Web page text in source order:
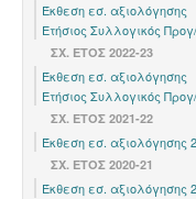
Έκθεση εσ. αξιολόγησης
Ετήσιος Συλλογικός
ΣΧ. ΈΤΟΣ 2022-23
Έκθεση εσ. αξιολόγησης
Ετήσιος Συλλογικός
ΣΧ. ΕΤΟΣ 2021-22
Έκθεση εσ. αξιολόγησης
ΣΧ. ΕΤΟΣ 2020-21
Έκθεση εσ. αξιολόγησης